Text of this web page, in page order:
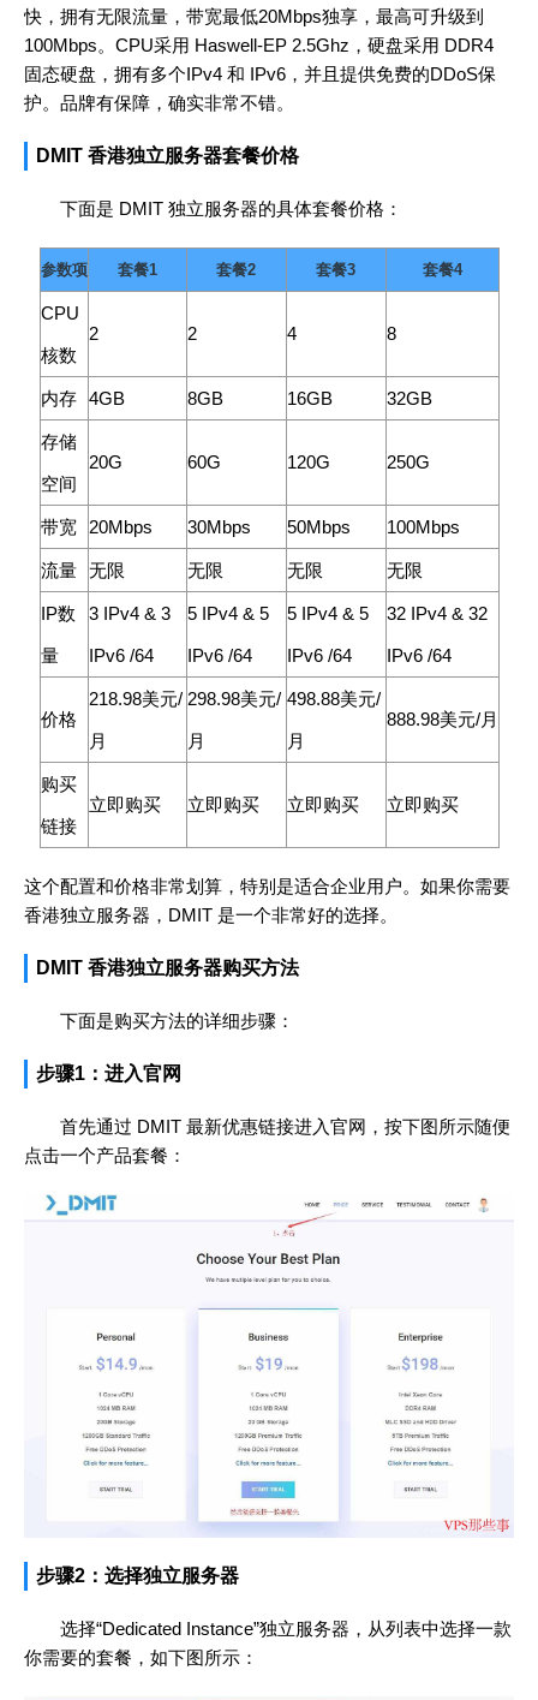
快，拥有无限流量，带宽最低20Mbps独享，最高可升级到
100Mbps。CPU采用 Haswell-EP 2.5Ghz，硬盘采用 DDR4
固态硬盘，拥有多个IPv4 和 IPv6，并且提供免费的DDoS保
护。品牌有保障，确实非常不错。
DMIT 香港独立服务器套餐价格
下面是 DMIT 独立服务器的具体套餐价格：
参数项 套餐1 套餐2 套餐3 套餐4
CPU
核数
2 2 4 8
内存 4GB 8GB 16GB 32GB
存储
空间
20G 60G 120G 250G
带宽 20Mbps 30Mbps 50Mbps 100Mbps
流量 无限 无限 无限 无限
IP数
量
3 IPv4 & 3
IPv6 /64
5 IPv4 & 5
IPv6 /64
5 IPv4 & 5
IPv6 /64
32 IPv4 & 32
IPv6 /64
价格
218.98美元/
月
298.98美元/
月
498.88美元/
月
888.98美元/月
购买
链接
立即购买 立即购买 立即购买 立即购买
这个配置和价格非常划算，特别是适合企业用户。如果你需要
香港独立服务器，DMIT 是一个非常好的选择。
DMIT 香港独立服务器购买方法
下面是购买方法的详细步骤：
步骤1：进入官网
首先通过 DMIT 最新优惠链接进入官网，按下图所示随便
点击一个产品套餐：
步骤2：选择独立服务器
选择“Dedicated Instance”独立服务器，从列表中选择一款
你需要的套餐，如下图所示：